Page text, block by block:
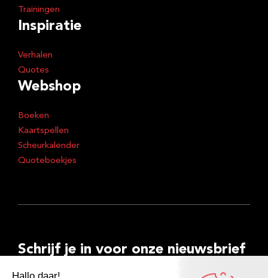
Trainingen
Inspiratie
Verhalen
Quotes
Webshop
Boeken
Kaartspellen
Scheurkalender
Quoteboekjes
Schrijf je in voor onze nieuwsbrief